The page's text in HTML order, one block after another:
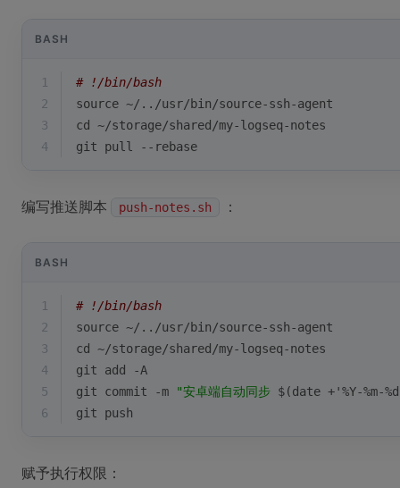
BASH
1
# !/bin/bash
2
source ~/../usr/bin/source-ssh-agent
3
cd
~/storage/shared/my-logseq-notes
4
git pull --rebase
编写推送脚本 push-notes.sh ：
BASH
1
# !/bin/bash
2
source ~/../usr/bin/source-ssh-agent
3
cd
~/storage/shared/my-logseq-notes
4
git add -A
5
git commit -m "安卓端自动同步 $(date +'%Y-%m-
6
git push
赋予执行权限：